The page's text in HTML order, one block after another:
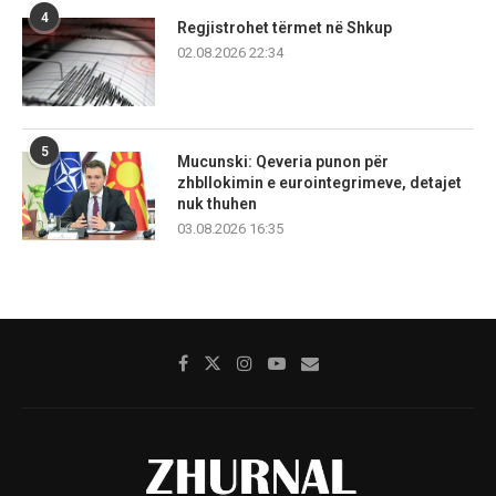
4
Regjistrohet tërmet në Shkup
02.08.2026 22:34
5
Mucunski: Qeveria punon për
zhbllokimin e eurointegrimeve, detajet
nuk thuhen
03.08.2026 16:35